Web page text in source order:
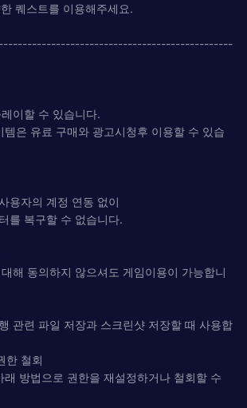
퀘스트를 이용해주세요.
이할 수 있습니다.
템은 유료 구매와 광고시청후 이용할 수 있습
용자의 계정 연동 없이
를 복구할 수 없습니다.
해 동의하지 않으셔도 게임이용이 가능합니
관련 파일 저장과 스크린샷 저장할 때 사용합
한 철회
래 방법으로 권한을 재설정하거나 철회할 수